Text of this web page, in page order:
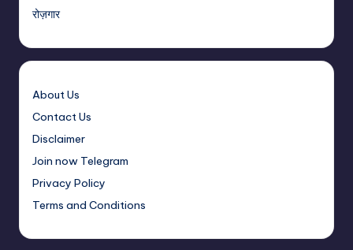
रोज़गार
About Us
Contact Us
Disclaimer
Join now Telegram
Privacy Policy
Terms and Conditions